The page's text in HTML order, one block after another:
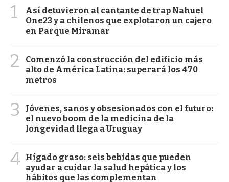
1
Así detuvieron al cantante de trap Nahuel
One23 y a chilenos que explotaron un cajero
en Parque Miramar
2
Comenzó la construcción del edificio más
alto de América Latina: superará los 470
metros
3
Jóvenes, sanos y obsesionados con el futuro:
el nuevo boom de la medicina de la
longevidad llega a Uruguay
4 Hígado graso: seis bebidas que pueden
ayudar a cuidar la salud hepática y los
hábitos que las complementan